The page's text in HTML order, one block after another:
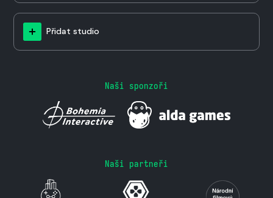
Přidat studio
Naši sponzoři
Naši partneři